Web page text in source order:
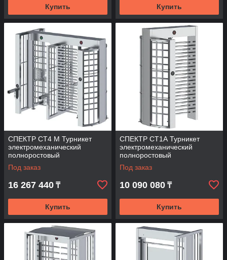
Купить Купить
СПЕКТР СТ4 М Турникет
электромеханический
полноростовый
Под заказ
16 267 440 ₸
Купить
СПЕКТР СТ1А Турникет
электромеханический
полноростовый
Под заказ
10 090 080 ₸
Купить